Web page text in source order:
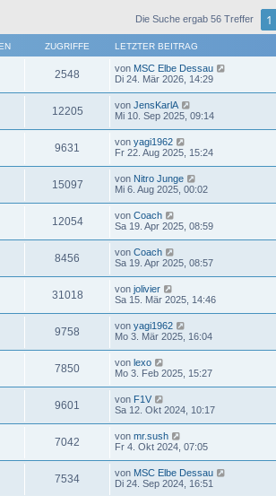
Die Suche ergab 56 Treffer 1
ZUGRIFFE LETZTER BEITRAG
2548 von MSC Elbe Dessau
Di 24. Mär 2026, 14:29
12205 von JensKarlA
Mi 10. Sep 2025, 09:14
9631 von yagi1962
Fr 22. Aug 2025, 15:24
15097 von Nitro Junge
Mi 6. Aug 2025, 00:02
12054 von Coach
Sa 19. Apr 2025, 08:59
8456 von Coach
Sa 19. Apr 2025, 08:57
31018 von jolivier
Sa 15. Mär 2025, 14:46
9758 von yagi1962
Mo 3. Mär 2025, 16:04
7850 von lexo
Mo 3. Feb 2025, 15:27
9601 von F1V
Sa 12. Okt 2024, 10:17
7042 von mr.sush
Fr 4. Okt 2024, 07:05
7534 von MSC Elbe Dessau
Di 24. Sep 2024, 16:51